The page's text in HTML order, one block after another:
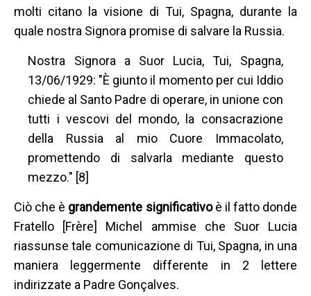
molti citano la visione di Tui, Spagna, durante la
quale nostra Signora promise di salvare la Russia.
Nostra Signora a Suor Lucia, Tui, Spagna,
13/06/1929: "È giunto il momento per cui Iddio
chiede al Santo Padre di operare, in unione con
tutti i vescovi del mondo, la consacrazione
della Russia al mio Cuore Immacolato,
promettendo di salvarla mediante questo
mezzo." [8]
Ciò che è grandemente significativoè il fatto donde
Fratello [Frère] Michel ammise che Suor Lucia
riassunse tale comunicazione di Tui, Spagna, in una
maniera leggermente differente in 2 lettere
indirizzate a Padre Gonçalves.